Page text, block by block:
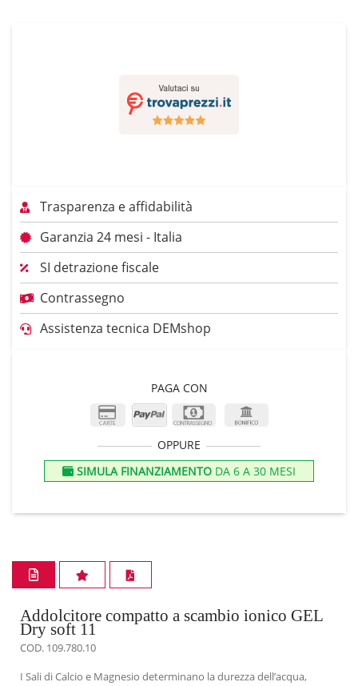
Trasparenza e affidabilità
Garanzia 24 mesi - Italia
SI detrazione fiscale
Contrassegno
Assistenza tecnica DEMshop
PAGA CON
OPPURE
SIMULA FINANZIAMENTO DA 6 A 30 MESI
Addolcitore compatto a scambio ionico GEL
Dry soft 11
COD. 109.780.10
I Sali di Calcio e Magnesio determinano la durezza dell’acqua,